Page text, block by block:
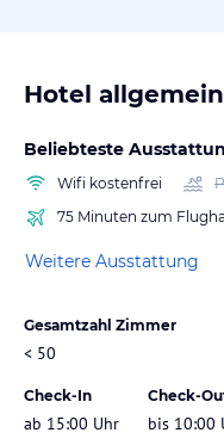
Hotel allgemein
Beliebteste
Wifi kostenfrei
75 Minuten zum
Weitere Ausstattung
Gesamtzahl Zimmer
< 50
Check-In
ab 15:00 Uhr
Check-
bis 10:00